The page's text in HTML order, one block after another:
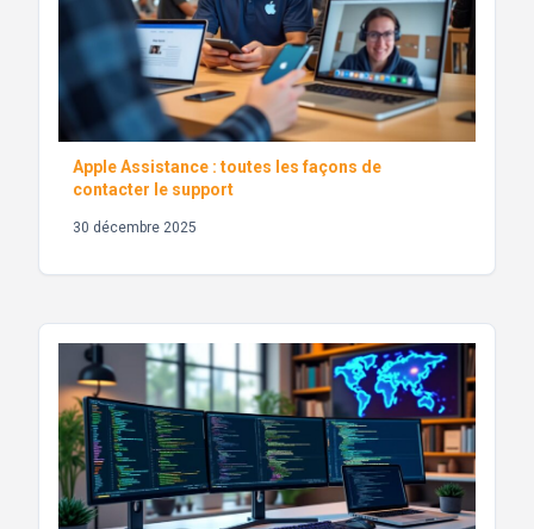
Apple Assistance : toutes les façons de
contacter le support
30 décembre 2025